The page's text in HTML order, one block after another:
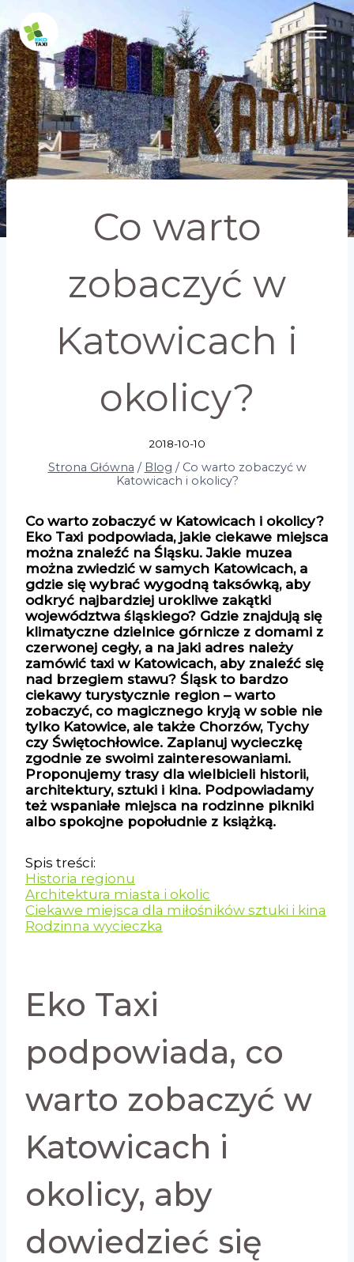
do
treści
Co warto
zobaczyć w
Katowicach i
okolicy?
2018-10-10
Strona Główna / Blog / Co warto zobaczyć w
Katowicach i okolicy?
Co warto zobaczyć w Katowicach i okolicy?
Eko Taxi podpowiada, jakie ciekawe miejsca
można znaleźć na Śląsku. Jakie muzea
można zwiedzić w samych Katowicach, a
gdzie się wybrać wygodną taksówką, aby
odkryć najbardziej urokliwe zakątki
województwa śląskiego? Gdzie znajdują się
klimatyczne dzielnice górnicze z domami z
czerwonej cegły, a na jaki adres należy
zamówić taxi w Katowicach, aby znaleźć się
nad brzegiem stawu? Śląsk to bardzo
ciekawy turystycznie region – warto
zobaczyć, co magicznego kryją w sobie nie
tylko Katowice, ale także Chorzów, Tychy
czy Świętochłowice. Zaplanuj wycieczkę
zgodnie ze swoimi zainteresowaniami.
Proponujemy trasy dla wielbicieli historii,
architektury, sztuki i kina. Podpowiadamy
też wspaniałe miejsca na rodzinne pikniki
albo spokojne popołudnie z książką.
Spis treści:
Historia regionu
Architektura miasta i okolic
Ciekawe miejsca dla miłośników sztuki i kina
Rodzinna wycieczka
Eko Taxi
podpowiada, co
warto zobaczyć w
Katowicach i
okolicy, aby
dowiedzieć się